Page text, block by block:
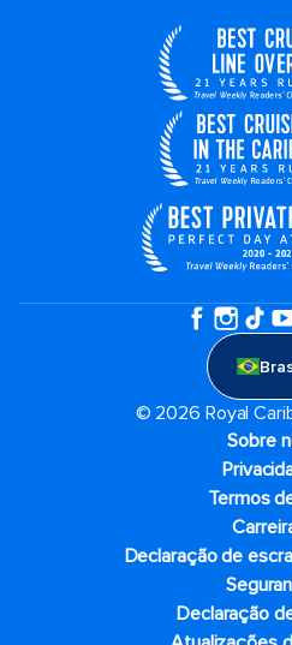
© 2026 Royal
Sobre
Termos
Declaração de
Declaração